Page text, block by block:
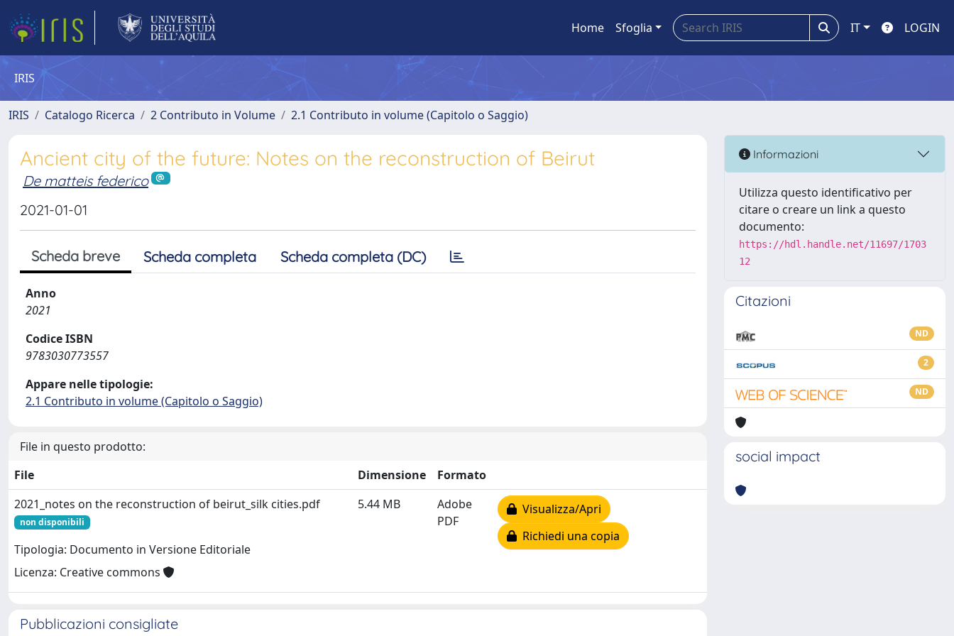
Home Sfoglia IT LOGIN
IRIS
IRIS Catalogo Ricerca 2 Contributo in Volume 2.1 Contributo in volume (Capitolo o Saggio)
Ancient city of the future: Notes on the reconstruction of Beirut
De matteis federico
2021-01-01
Scheda breve Scheda completa Scheda completa (DC)
Anno
2021
Codice ISBN
9783030773557
Appare nelle tipologie:
2.1 Contributo in volume (Capitolo o Saggio)
File in questo prodotto:
File
Dimensione
Formato
2021_notes on the reconstruction of beirut_silk cities.pdf
non disponibili
Tipologia: Documento in Versione Editoriale
Licenza: Creative commons
5.44 MB
Adobe
PDF
Visualizza/Apri
Richiedi una copia
Pubblicazioni consigliate
Informazioni
Utilizza questo identificativo per
citare o creare un link a questo
documento:
https://hdl.handle.net/11697/1703
12
Citazioni
ND
2
ND
social impact